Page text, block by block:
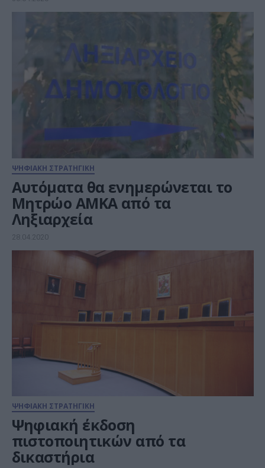
ΨΗΦΙΑΚΗ ΣΤΡΑΤΗΓΙΚΗ
Αυτόματα θα ενημερώνεται το
Μητρώο ΑΜΚΑ από τα
Ληξιαρχεία
28.04.2020
ΨΗΦΙΑΚΗ ΣΤΡΑΤΗΓΙΚΗ
Ψηφιακή έκδοση
πιστοποιητικών από τα
δικαστήρια